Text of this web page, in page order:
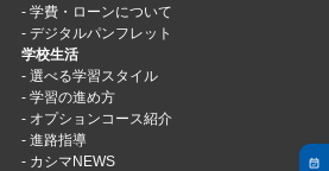
学費・ローンについて
デジタルパンフレット
学校生活
選べる学習スタイル
学習の進め方
オプションコース紹介
進路指導
カシマNEWS